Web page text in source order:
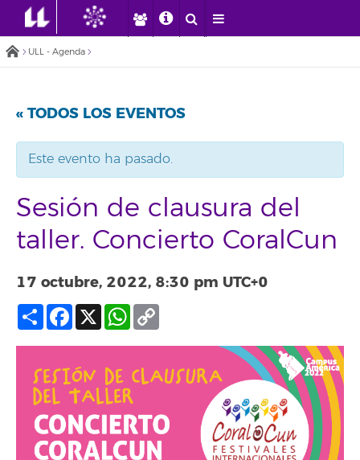
ULL - Agenda
« TODOS LOS EVENTOS
Este evento ha pasado.
Sesión de clausura del
taller. Concierto CoralCun
17 octubre, 2022, 8:30 pm UTC+0
Compartir
Facebook
X WhatsApp